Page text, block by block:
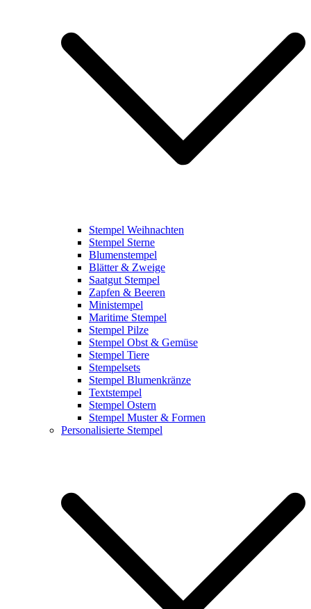
Stempel Weihnachten
Stempel Sterne
Blumenstempel
Blätter & Zweige
Saatgut Stempel
Zapfen & Beeren
Ministempel
Maritime Stempel
Stempel Pilze
Stempel Obst & Gemüse
Stempel Tiere
Stempelsets
Stempel Blumenkränze
Textstempel
Stempel Ostern
Stempel Muster & Formen
Personalisierte Stempel